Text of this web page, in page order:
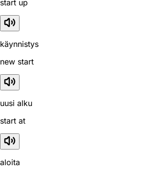
start up
käynnistys
new start
uusi alku
start at
aloita